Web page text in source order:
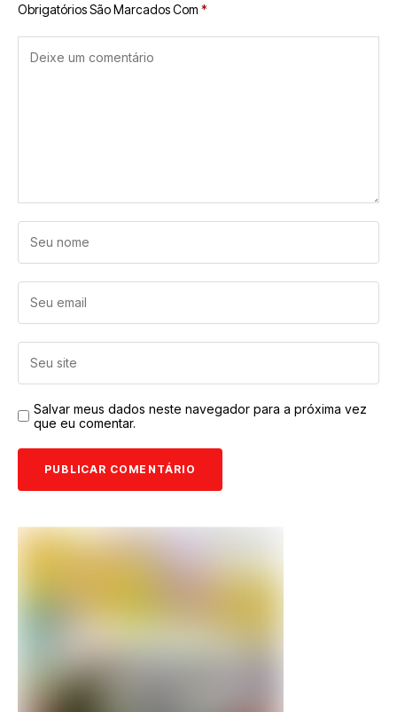
Obrigatórios São Marcados Com *
Salvar meus dados neste navegador para a próxima vez
que eu comentar.